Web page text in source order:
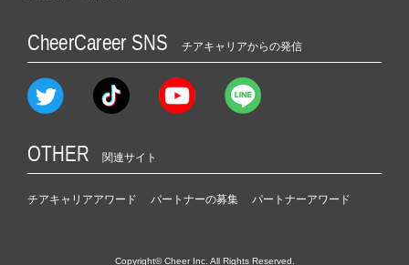
CheerCareer SNS チアキャリアからの発信
OTHER 関連サイト
チアキャリアアワード パートナーの募集 パートナーアワード
Copyright© Cheer Inc. All Rights Reserved.